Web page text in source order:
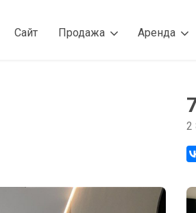
Сайт Продажа Аренда
2